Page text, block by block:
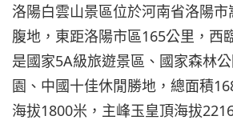
洛陽白雲山景區位於河南省洛陽
腹地，東距洛陽市區165公里，西
是國家5A級旅遊景區、國家森林
園、中國十佳休閒勝地，總面積
海拔1800米，主峰玉皇頂海拔